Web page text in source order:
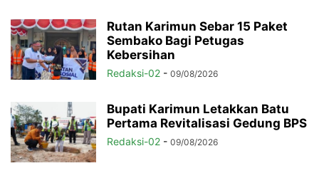
Rutan Karimun Sebar 15 Paket
Sembako Bagi Petugas
Kebersihan
Redaksi-02 - 09/08/2026
Bupati Karimun Letakkan Batu
Pertama Revitalisasi Gedung BPS
Redaksi-02 - 09/08/2026